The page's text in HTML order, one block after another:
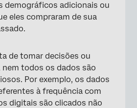
demográficos adicionais ou
eles compraram de sua
de tomar decisões ou
todos os dados são
Por exemplo, os dados
à frequência com
digitais são clicados não